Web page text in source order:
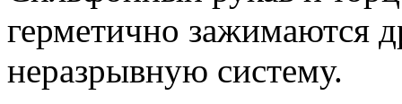
герметично зажимаются
неразрывную систему.